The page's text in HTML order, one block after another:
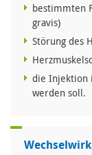
bestimmten
gravis)
Störung des
die Injektion
werden soll.